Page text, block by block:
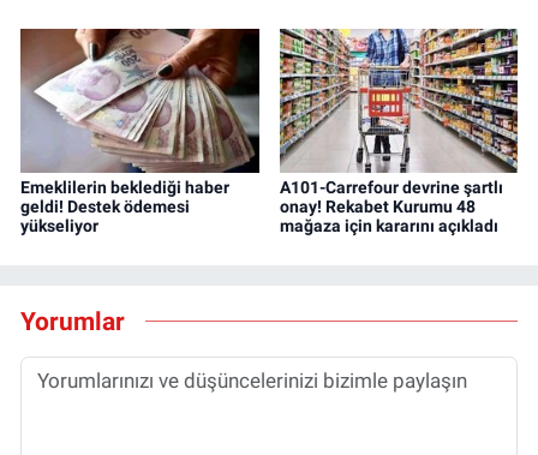
Emeklilerin beklediği haber
geldi! Destek ödemesi
yükseliyor
A101-Carrefour devrine şartlı
onay! Rekabet Kurumu 48
mağaza için kararını açıkladı
Yorumlar